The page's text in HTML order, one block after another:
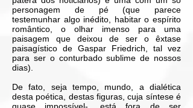
personagem de pé (que parece
testemunhar algo inédito, habitar o espírito
romântico, o olhar imenso para uma
paisagem que deixou de ser o êxtase
paisagístico de Gaspar Friedrich, tal vez
para ser o conturbado sublime de nossos
dias).
De fato, seja tempo, mundo, a dialética
desta poética, destas figuras, cuja síntese é